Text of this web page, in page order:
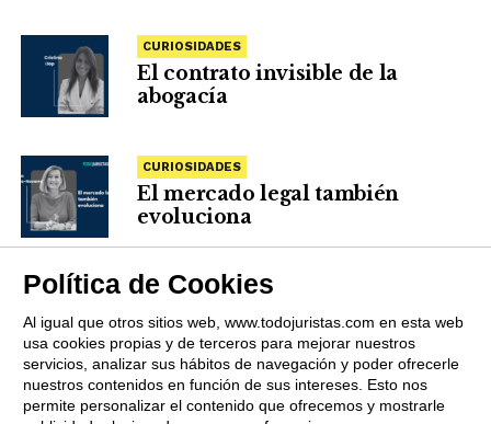
CURIOSIDADES
El contrato invisible de la
abogacía
CURIOSIDADES
El mercado legal también
evoluciona
Política de Cookies
Al igual que otros sitios web, www.todojuristas.com en esta web
usa cookies propias y de terceros para mejorar nuestros
servicios, analizar sus hábitos de navegación y poder ofrecerle
nuestros contenidos en función de sus intereses. Esto nos
permite personalizar el contenido que ofrecemos y mostrarle